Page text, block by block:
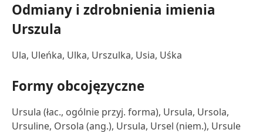
Odmiany i zdrobnienia imienia
Urszula
Ula, Uleńka, Ulka, Urszulka, Usia, Uśka
Formy obcojęzyczne
Ursula (łac., ogólnie przyj. forma), Ursula, Ursola,
Ursuline, Orsola (ang.), Ursula, Ursel (niem.), Ursule